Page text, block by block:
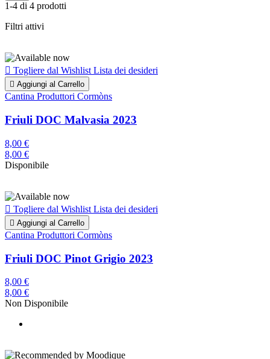
1-4 di 4 prodotti
Filtri attivi
 Togliere dal Wishlist Lista dei desideri
 Aggiungi al Carrello
Cantina Produttori Cormòns
Friuli DOC Malvasia 2023
8,00 €
8,00 €
Disponibile
 Togliere dal Wishlist Lista dei desideri
 Aggiungi al Carrello
Cantina Produttori Cormòns
Friuli DOC Pinot Grigio 2023
8,00 €
8,00 €
Non Disponibile